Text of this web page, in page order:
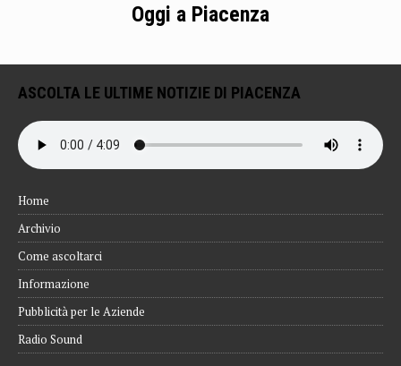
Oggi a Piacenza
ASCOLTA LE ULTIME NOTIZIE DI PIACENZA
Home
Archivio
Come ascoltarci
Informazione
Pubblicità per le Aziende
Radio Sound